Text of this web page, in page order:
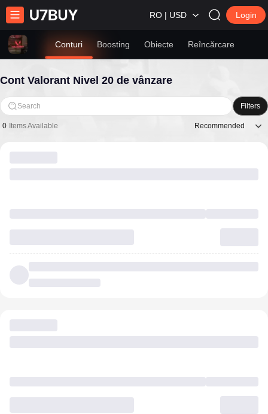
RO | USD Login
Conturi Boosting Obiecte Reîncărcare
Cont Valorant Nivel 20 de vânzare
Search Filters
0 Items Available Recommended